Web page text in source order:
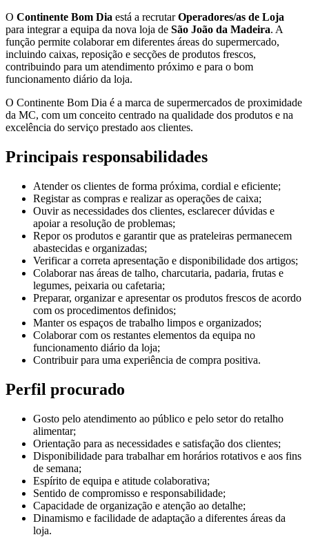
O Continente Bom Dia está a recrutarOperadores/as de Loja
para integrar a equipa da nova loja de São João da Madeira. A
função permite colaborar em diferentes áreas do supermercado,
incluindo caixas, reposição e secções de produtos frescos,
contribuindo para um atendimento próximo e para o bom
funcionamento diário da loja.
O Continente Bom Dia é a marca de supermercados de proximidade
da MC, com um conceito centrado na qualidade dos produtos e na
excelência do serviço prestado aos clientes.
Principais responsabilidades
Atender os clientes de forma próxima, cordial e eficiente;
Registar as compras e realizar as operações de caixa;
Ouvir as necessidades dos clientes, esclarecer dúvidas e
apoiar a resolução de problemas;
Repor os produtos e garantir que as prateleiras permanecem
abastecidas e organizadas;
Verificar a correta apresentação e disponibilidade dos artigos;
Colaborar nas áreas de talho, charcutaria, padaria, frutas e
legumes, peixaria ou cafetaria;
Preparar, organizar e apresentar os produtos frescos de acordo
com os procedimentos definidos;
Manter os espaços de trabalho limpos e organizados;
Colaborar com os restantes elementos da equipa no
funcionamento diário da loja;
Contribuir para uma experiência de compra positiva.
Perfil procurado
Gosto pelo atendimento ao público e pelo setor do retalho
alimentar;
Orientação para as necessidades e satisfação dos clientes;
Disponibilidade para trabalhar em horários rotativos e aos fins
de semana;
Espírito de equipa e atitude colaborativa;
Sentido de compromisso e responsabilidade;
Capacidade de organização e atenção ao detalhe;
Dinamismo e facilidade de adaptação a diferentes áreas da
loja.